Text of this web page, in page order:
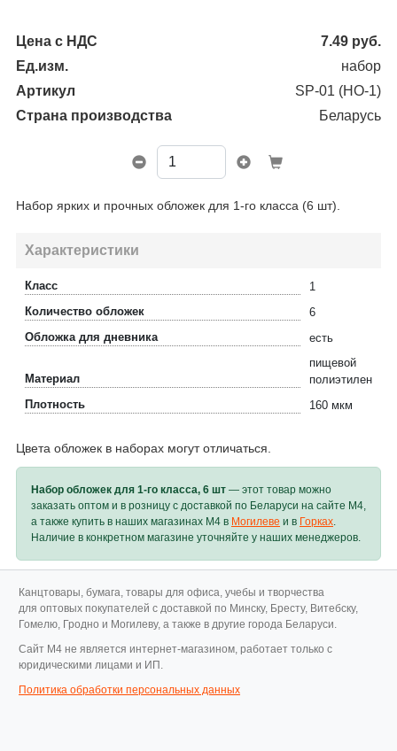
Цена с НДС 7.49 руб.
Ед.изм.
набор
Артикул
SP-01 (НО-1)
Страна производства
Беларусь
Набор ярких и прочных обложек для 1-го класса (6 шт).
Характеристики
Класс
1
Количество обложек
6
Обложка для дневника
есть
Материал
пищевой
полиэтилен
Плотность
160 мкм
Цвета обложек в наборах могут отличаться.
Набор обложек для 1-го класса, 6 шт — этот товар можно
заказать оптом и в розницу с доставкой по Беларуси на сайте M4,
а также купить в наших магазинах M4 в Могилеве и в Горках.
Наличие в конкретном магазине уточняйте у наших менеджеров.
Канцтовары, бумага, товары для офиса, учебы и творчества
для оптовых покупателей с доставкой по Минску, Бресту, Витебску,
Гомелю, Гродно и Могилеву, а также в другие города Беларуси.
Cайт M4 не является интернет-магазином, работает только с
юридическими лицами и ИП.
Политика обработки персональных данных